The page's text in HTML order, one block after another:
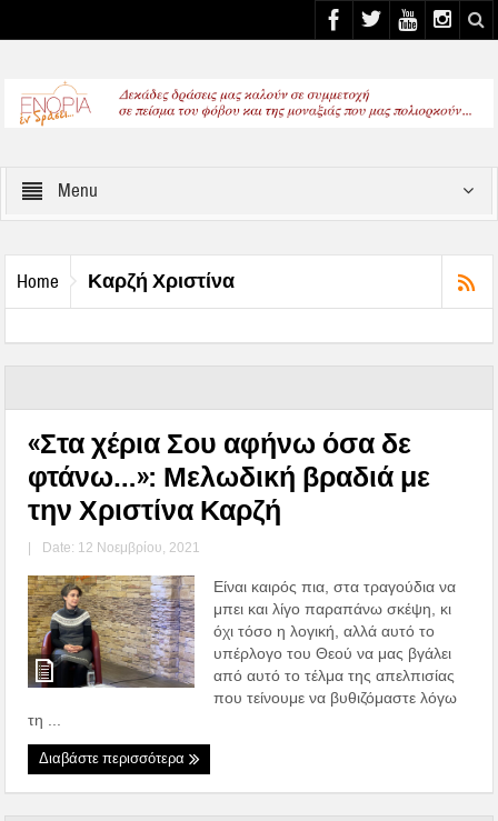
Menu
Home Καρζή Χριστίνα
«Στα χέρια Σου αφήνω όσα δε
φτάνω…»: Μελωδική βραδιά με
την Χριστίνα Καρζή
| Date: 12 Νοεμβρίου, 2021
Είναι καιρός πια, στα τραγούδια να
μπει και λίγο παραπάνω σκέψη, κι
όχι τόσο η λογική, αλλά αυτό το
υπέρλογο του Θεού να μας βγάλει
από αυτό το τέλμα της απελπισίας
που τείνουμε να βυθιζόμαστε λόγω
τη ...
Διαβάστε περισσότερα